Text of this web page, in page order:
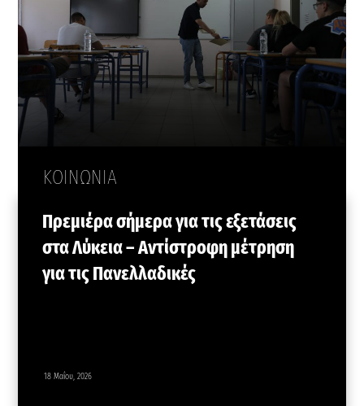
ΚΟΙΝΩΝΙΑ
Πρεμιέρα σήμερα για τις εξετάσεις
στα Λύκεια – Αντίστροφη μέτρηση
για τις Πανελλαδικές
18 Μαΐου, 2026